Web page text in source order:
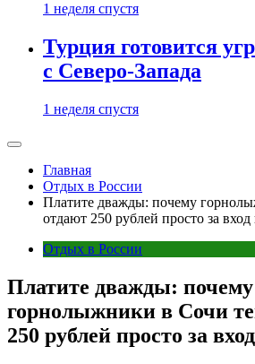
1 неделя спустя
Турция готовится
с Северо-Запада
1 неделя спустя
Главная
Отдых в России
Платите дважды: почему
отдают 250 рублей просто за вход
Отдых в России
Платите дважды: почему
горнолыжники в Сочи
250 рублей просто за